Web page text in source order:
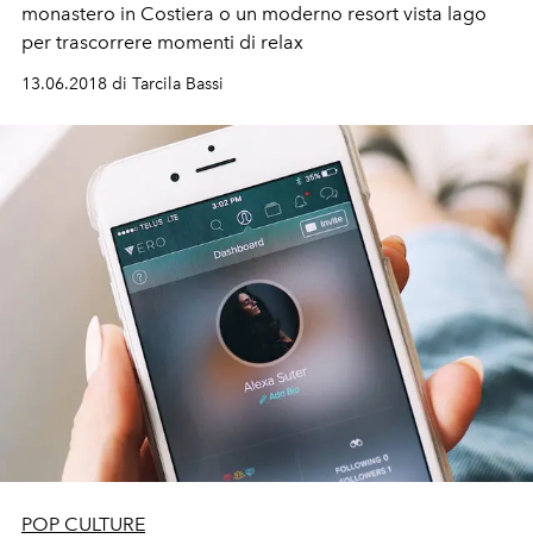
monastero in Costiera o un moderno resort vista lago
per trascorrere momenti di relax
13.06.2018 di Tarcila Bassi
POP CULTURE